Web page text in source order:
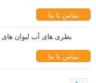
تماس با ما
بطری های آب لیوان
تماس با ما